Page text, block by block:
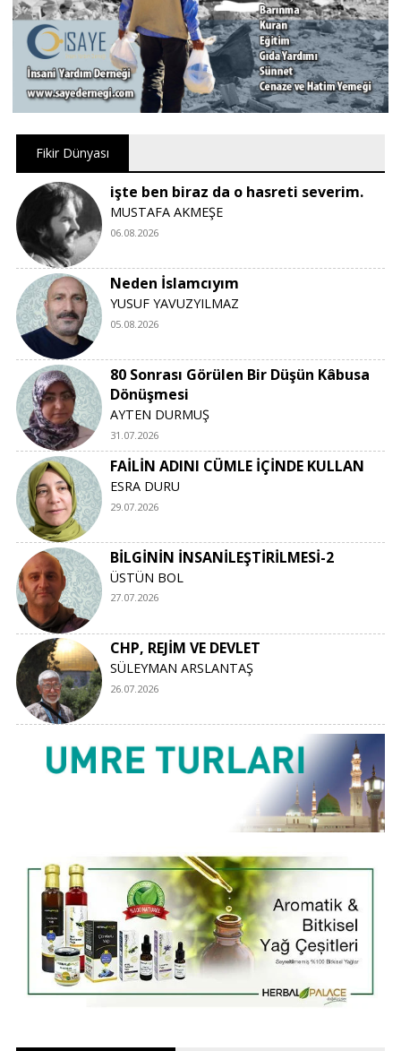
Fikir Dünyası
işte ben biraz da o hasreti severim.
MUSTAFA AKMEŞE
06.08.2026
Neden İslamcıyım
YUSUF YAVUZYILMAZ
05.08.2026
80 Sonrası Görülen Bir Düşün Kâbusa
Dönüşmesi
AYTEN DURMUŞ
31.07.2026
FAİLİN ADINI CÜMLE İÇİNDE KULLAN
ESRA DURU
29.07.2026
BİLGİNİN İNSANİLEŞTİRİLMESİ-2
ÜSTÜN BOL
27.07.2026
CHP, REJİM VE DEVLET
SÜLEYMAN ARSLANTAŞ
26.07.2026